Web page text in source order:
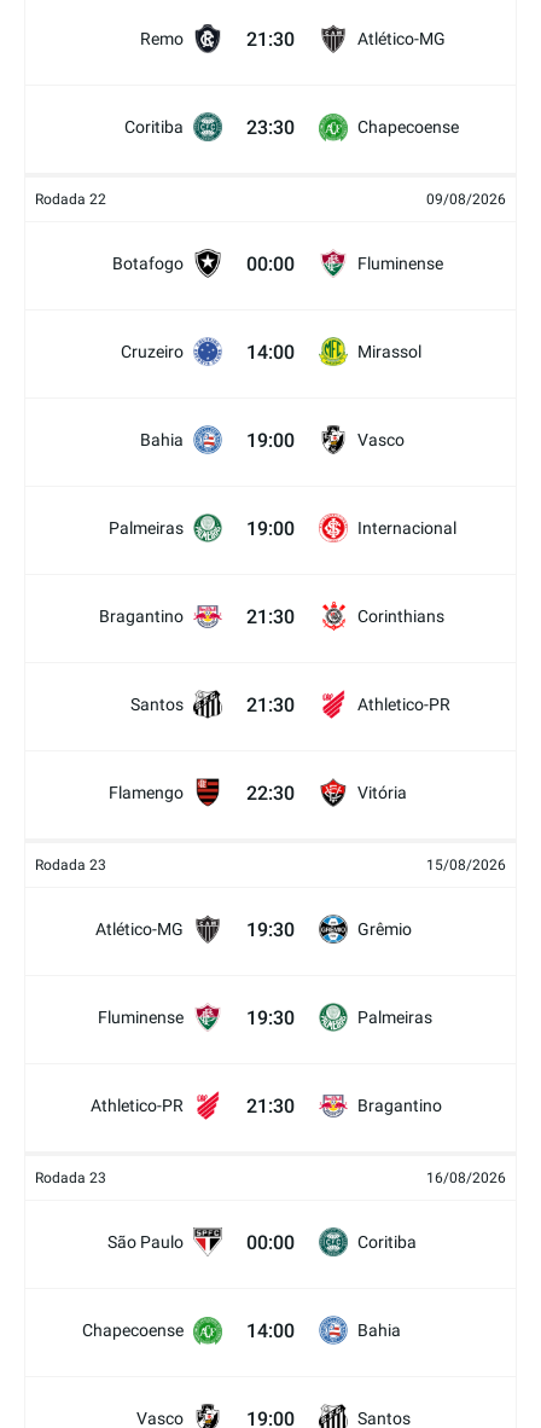
Remo 21:30 Atlético-MG
Coritiba 23:30 Chapecoense
Rodada 22 09/08/2026
Botafogo 00:00 Fluminense
Cruzeiro 14:00 Mirassol
Bahia 19:00 Vasco
Palmeiras 19:00 Internacional
Bragantino 21:30 Corinthians
Santos 21:30 Athletico-PR
Flamengo 22:30 Vitória
Rodada 23 15/08/2026
Atlético-MG 19:30 Grêmio
Fluminense 19:30 Palmeiras
Athletico-PR 21:30 Bragantino
Rodada 23 16/08/2026
São Paulo 00:00 Coritiba
Chapecoense 14:00 Bahia
Vasco 19:00 Santos